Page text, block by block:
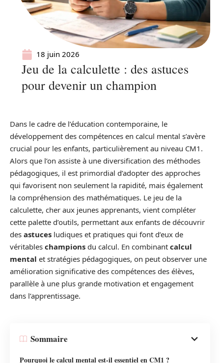
18 juin 2026
Jeu de la calculette : des astuces
pour devenir un champion
Dans le cadre de l’éducation contemporaine, le
développement des compétences en calcul mental s’avère
crucial pour les enfants, particulièrement au niveau CM1.
Alors que l’on assiste à une diversification des méthodes
pédagogiques, il est primordial d’adopter des approches
qui favorisent non seulement la rapidité, mais également
la compréhension des mathématiques. Le jeu de la
calculette, cher aux jeunes apprenants, vient compléter
cette palette d’outils, permettant aux enfants de découvrir
des astuces ludiques et pratiques qui font d’eux de
véritables champions du calcul. En combinant calcul
mental et stratégies pédagogiques, on peut observer une
amélioration significative des compétences des élèves,
parallèle à une plus grande motivation et engagement
dans l’apprentissage.
Sommaire
Pourquoi le calcul mental est-il essentiel en CM1 ?